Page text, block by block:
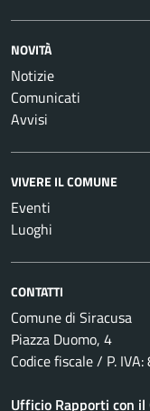
NOVITÀ
Notizie
Comunicati
Avvisi
VIVERE IL COMUNE
Eventi
Luoghi
CONTATTI
Comune di Siracusa
Piazza Duomo, 4
Codice fiscale / P.
Ufficio Rapporti con il